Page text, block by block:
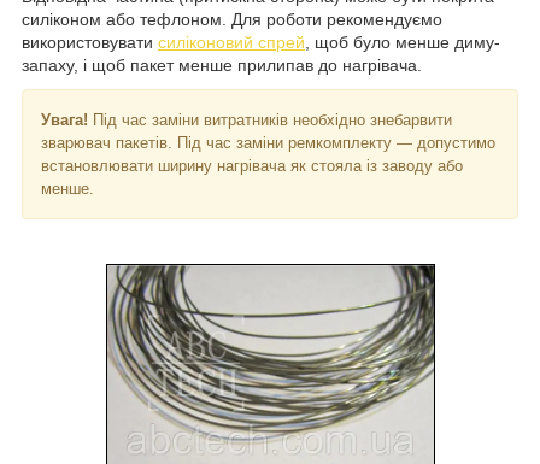
силіконом або тефлоном. Для роботи рекомендуємо
використовувати силіконовий спрей, щоб було менше диму-
запаху, і щоб пакет менше прилипав до нагрівача.
Увага! Під час заміни витратників необхідно знебарвити
зварювач пакетів. Під час заміни ремкомплекту — допустимо
встановлювати ширину нагрівача як стояла із заводу або
менше.